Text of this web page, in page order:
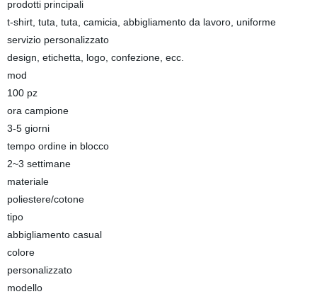
prodotti principali
t-shirt, tuta, tuta, camicia, abbigliamento da lavoro, uniforme
servizio personalizzato
design, etichetta, logo, confezione, ecc.
mod
100 pz
ora campione
3-5 giorni
tempo ordine in blocco
2~3 settimane
materiale
poliestere/cotone
tipo
abbigliamento casual
colore
personalizzato
modello